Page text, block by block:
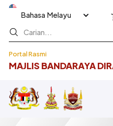
Langkau ke kandungan utama
Portal Rasmi
MAJLIS BANDARAYA
Select your language